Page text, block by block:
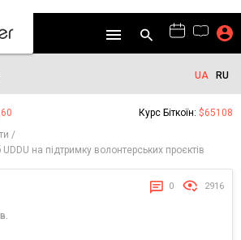
UA RU
Курс Біткоїн: $65108
на підтримку волонтерських проєктів
0 2916